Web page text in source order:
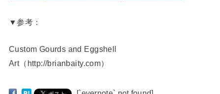
▼参考：
Custom Gourds and Eggshell
Art（http://brianbaity.com）